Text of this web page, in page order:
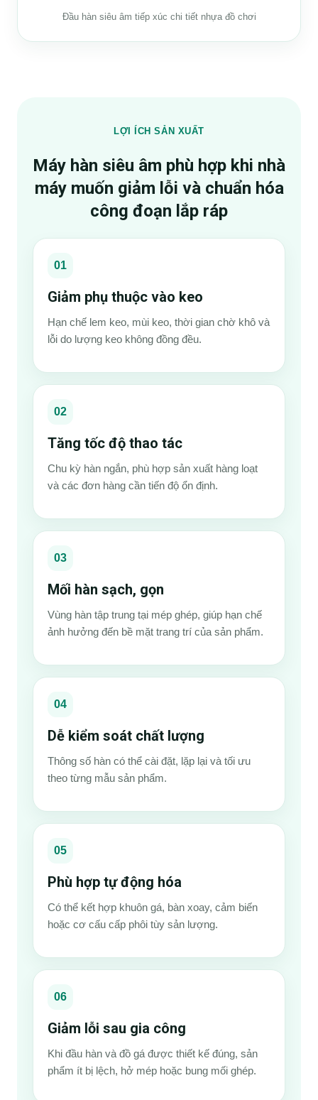
Đầu hàn siêu âm tiếp xúc chi tiết nhựa đồ chơi
LỢI ÍCH SẢN XUẤT
Máy hàn siêu âm phù hợp khi nhà
máy muốn giảm lỗi và chuẩn hóa
công đoạn lắp ráp
01
Giảm phụ thuộc vào keo
Hạn chế lem keo, mùi keo, thời gian chờ khô và
lỗi do lượng keo không đồng đều.
02
Tăng tốc độ thao tác
Chu kỳ hàn ngắn, phù hợp sản xuất hàng loạt
và các đơn hàng cần tiến độ ổn định.
03
Mối hàn sạch, gọn
Vùng hàn tập trung tại mép ghép, giúp hạn chế
ảnh hưởng đến bề mặt trang trí của sản phẩm.
04
Dễ kiểm soát chất lượng
Thông số hàn có thể cài đặt, lặp lại và tối ưu
theo từng mẫu sản phẩm.
05
Phù hợp tự động hóa
Có thể kết hợp khuôn gá, bàn xoay, cảm biến
hoặc cơ cấu cấp phôi tùy sản lượng.
06
Giảm lỗi sau gia công
Khi đầu hàn và đồ gá được thiết kế đúng, sản
phẩm ít bị lệch, hở mép hoặc bung mối ghép.